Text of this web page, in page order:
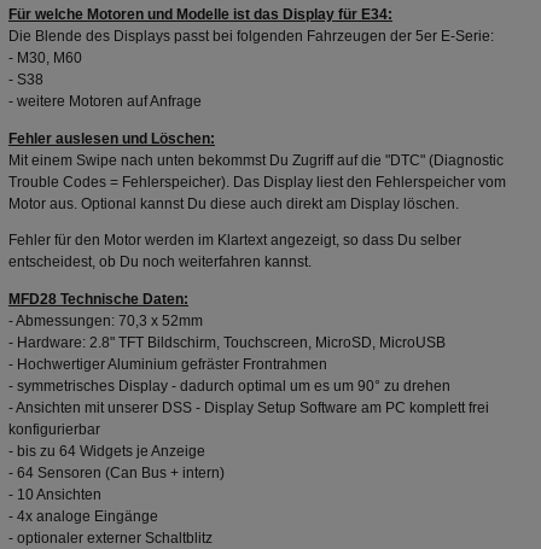
Für welche Motoren und Modelle ist das Display für E34:
Die Blende des Displays passt bei folgenden Fahrzeugen der 5er E-Serie:
- M30, M60
- S38
- weitere Motoren auf Anfrage
Fehler auslesen und Löschen:
Mit einem Swipe nach unten bekommst Du Zugriff auf die "DTC" (Diagnostic
Trouble Codes = Fehlerspeicher). Das Display liest den Fehlerspeicher vom
Motor aus. Optional kannst Du diese auch direkt am Display löschen.
Fehler für den Motor werden im Klartext angezeigt, so dass Du selber
entscheidest, ob Du noch weiterfahren kannst.
MFD28 Technische Daten:
- Abmessungen: 70,3 x 52mm
- Hardware: 2.8" TFT Bildschirm, Touchscreen, MicroSD, MicroUSB
- Hochwertiger Aluminium gefräster Frontrahmen
- symmetrisches Display - dadurch optimal um es um 90° zu drehen
- Ansichten mit unserer DSS - Display Setup Software am PC komplett frei
konfigurierbar
- bis zu 64 Widgets je Anzeige
- 64 Sensoren (Can Bus + intern)
- 10 Ansichten
- 4x analoge Eingänge
- optionaler externer Schaltblitz